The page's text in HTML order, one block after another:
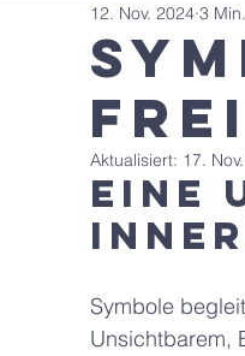
Philosophie12. Nov. 2024 3
Aktualisiert: 17.
Eine
Symbole
Unsichtbarem,